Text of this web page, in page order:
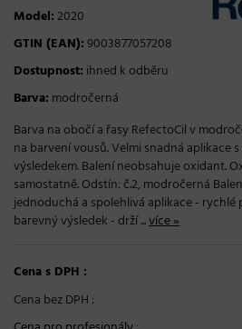
Model:2020
GTIN (EAN):9003877057208
Dostupnost: ihned k odběru
Barva: modročerná
Barva na obočí a řasy RefectoCil v
na barvení vousů. Velmi snadná aplikace
výsledekem. Balení neobsahuje oxidant.
samostatně. Odstín: č.2, modročerná
jednoduchá a spolehlivá aplikace -
barevný výsledek - drží ...více »
Cena s DPH :
Cena bez DPH :